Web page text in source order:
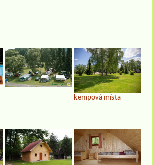
kempová místa